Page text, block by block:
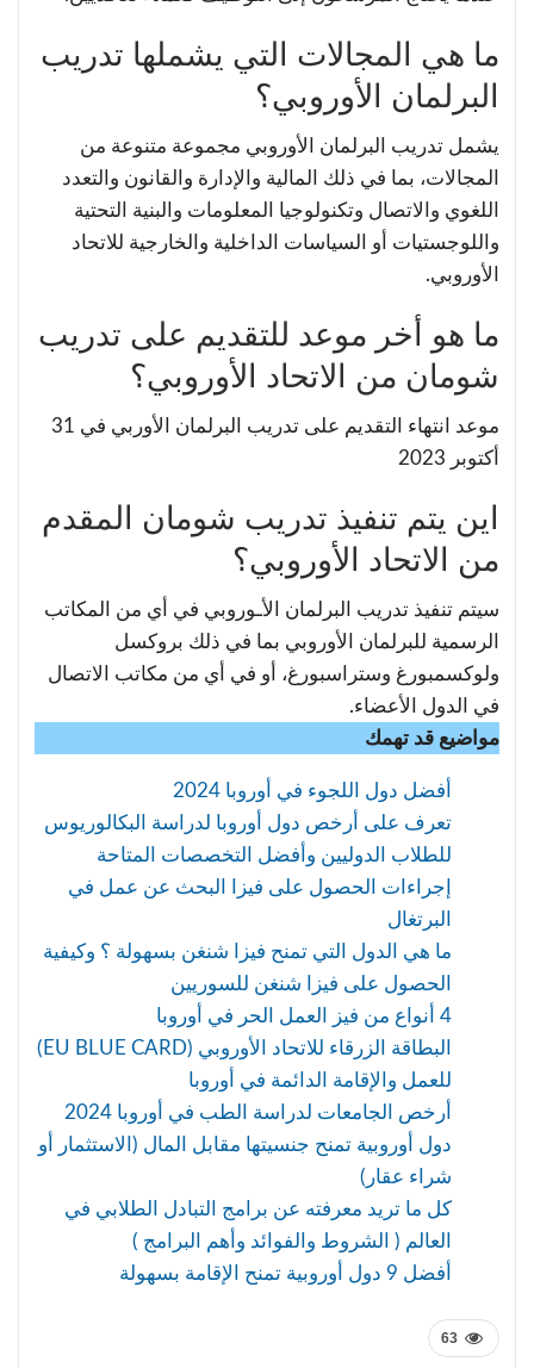
ما هي المجالات التي يشملها تدريب
البرلمان الأوروبي؟
يشمل تدريب البرلمان الأوروبي مجموعة متنوعة من
المجالات، بما في ذلك المالية والإدارة والقانون والتعدد
اللغوي والاتصال وتكنولوجيا المعلومات والبنية التحتية
واللوجستيات أو السياسات الداخلية والخارجية للاتحاد
الأوروبي.
ما هو أخر موعد للتقديم على تدريب
شومان من الاتحاد الأوروبي؟
موعد انتهاء التقديم على تدريب البرلمان الأوربي في 31
أكتوبر 2023
اين يتم تنفيذ تدريب شومان المقدم
من الاتحاد الأوروبي؟
سيتم تنفيذ تدريب البرلمان الأـوروبي في أي من المكاتب
الرسمية للبرلمان الأوروبي بما في ذلك بروكسل
ولوكسمبورغ وستراسبورغ، أو في أي من مكاتب الاتصال
في الدول الأعضاء.
مواضيع قد تهمك
أفضل دول اللجوء في أوروبا 2024
تعرف على أرخص دول أوروبا لدراسة البكالوريوس
للطلاب الدوليين وأفضل التخصصات المتاحة
إجراءات الحصول على فيزا البحث عن عمل في
البرتغال
ما هي الدول التي تمنح فيزا شنغن بسهولة ؟ وكيفية
الحصول على فيزا شنغن للسوريين
4 أنواع من فيز العمل الحر في أوروبا
البطاقة الزرقاء للاتحاد الأوروبي (EU BLUE CARD)
للعمل والإقامة الدائمة في أوروبا
أرخص الجامعات لدراسة الطب في أوروبا 2024
دول أوروبية تمنح جنسيتها مقابل المال (الاستثمار أو
شراء عقار)
كل ما تريد معرفته عن برامج التبادل الطلابي في
العالم ( الشروط والفوائد وأهم البرامج )
أفضل 9 دول أوروبية تمنح الإقامة بسهولة
63